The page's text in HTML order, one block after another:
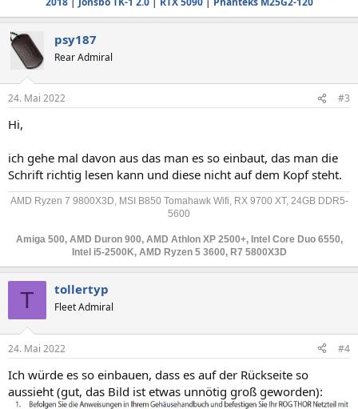
psy187
Rear Admiral
24. Mai 2022 #3
Hi,
ich gehe mal davon aus das man es so einbaut, das man die
Schrift richtig lesen kann und diese nicht auf dem Kopf steht.
AMD Ryzen 7 9800X3D, MSI B850 Tomahawk Wifi, RX 9700 XT, 24GB DDR5-
5600
Amiga 500, AMD Duron 900, AMD Athlon XP 2500+, Intel Core Duo 6550,
Intel i5-2500K, AMD Ryzen 5 3600, R7 5800X3D
T tollertyp
Fleet Admiral
24. Mai 2022 #4
Ich würde es so einbauen, dass es auf der Rückseite so
aussieht (gut, das Bild ist etwas unnötig groß geworden):